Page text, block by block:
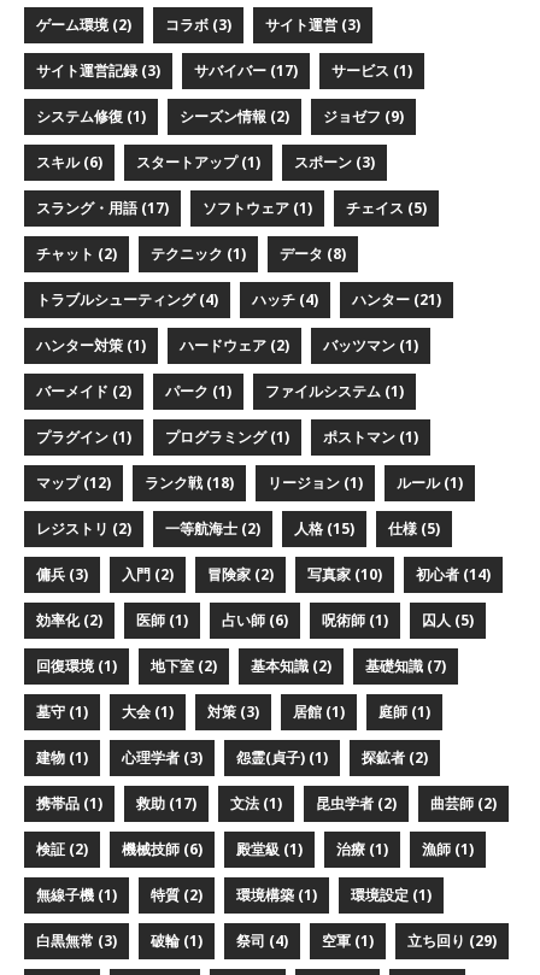
ゲーム環境 (2) コラボ (3) サイト運営 (3)
サイト運営記録 (3) サバイバー (17) サービス (1)
システム修復 (1) シーズン情報 (2) ジョゼフ (9)
スキル (6) スタートアップ (1) スポーン (3)
スラング・用語 (17) ソフトウェア (1) チェイス (5)
チャット (2) テクニック (1) データ (8)
トラブルシューティング (4) ハッチ (4) ハンター (21)
ハンター対策 (1) ハードウェア (2) バッツマン (1)
バーメイド (2) パーク (1) ファイルシステム (1)
プラグイン (1) プログラミング (1) ポストマン (1)
マップ (12) ランク戦 (18) リージョン (1) ルール (1)
レジストリ (2) 一等航海士 (2) 人格 (15) 仕様 (5)
傭兵 (3) 入門 (2) 冒険家 (2) 写真家 (10) 初心者 (14)
効率化 (2) 医師 (1) 占い師 (6) 呪術師 (1) 囚人 (5)
回復環境 (1) 地下室 (2) 基本知識 (2) 基礎知識 (7)
墓守 (1) 大会 (1) 対策 (3) 居館 (1) 庭師 (1)
建物 (1) 心理学者 (3) 怨霊(貞子) (1) 探鉱者 (2)
携帯品 (1) 救助 (17) 文法 (1) 昆虫学者 (2) 曲芸師 (2)
検証 (2) 機械技師 (6) 殿堂級 (1) 治療 (1) 漁師 (1)
無線子機 (1) 特質 (2) 環境構築 (1) 環境設定 (1)
白黒無常 (3) 破輪 (1) 祭司 (4) 空軍 (1) 立ち回り (29)